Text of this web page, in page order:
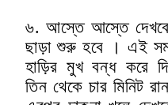
৬. আস্তে আস্তে
ছাড়া শুরু হবে । এই
হাড়ির মুখ বন্ধ করে
তিন থেকে চার মিনিট